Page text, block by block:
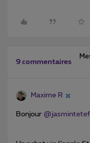
9 commentaires
Maxime R
Bonjour